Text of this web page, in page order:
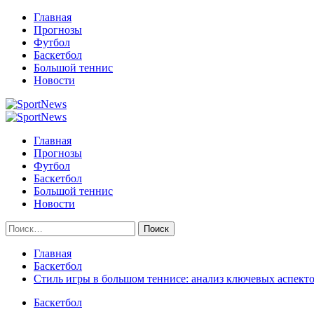
Перейти
содержимому
Главная
Прогнозы
Футбол
Баскетбол
Большой теннис
Новости
Primary
Главная
Прогнозы
Футбол
Баскетбол
Большой теннис
Новости
Найти:
Главная
Баскетбол
Стиль игры в большом теннисе: анализ ключевых
Баскетбол